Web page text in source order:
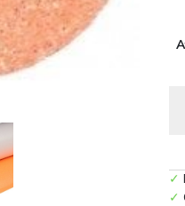
✓
✓